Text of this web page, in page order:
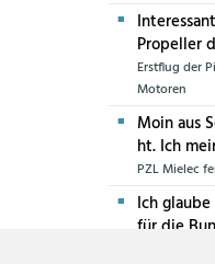
Propeller
Erstflug der
Motoren
Moin aus
ht. Ich
PZL Mielec
Ich
für die